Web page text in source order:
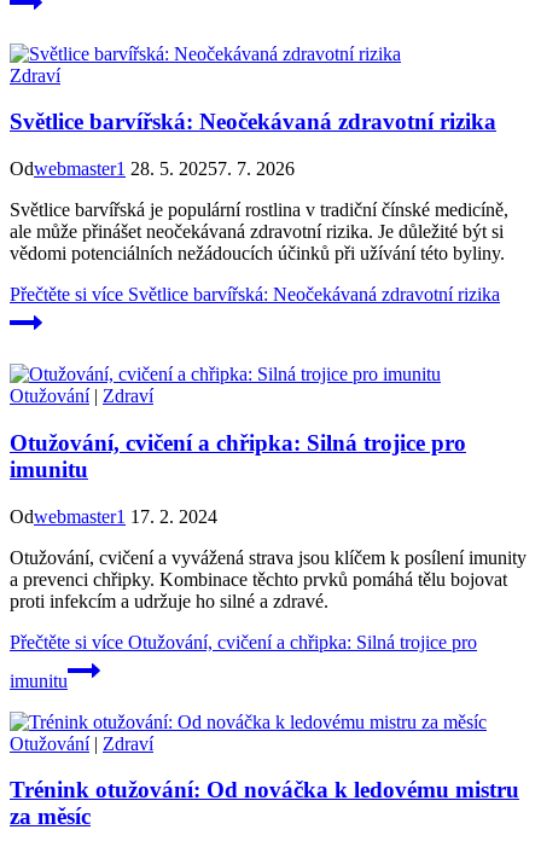
Zdraví
Světlice barvířská: Neočekávaná zdravotní rizika
Odwebmaster1 28. 5. 20257. 7. 2026
Světlice barvířská je populární rostlina v tradiční čínské medicíně,
ale může přinášet neočekávaná zdravotní rizika. Je důležité být si
vědomi potenciálních nežádoucích účinků při užívání této byliny.
Přečtěte si více Světlice barvířská: Neočekávaná zdravotní rizika
Otužování| Zdraví
Otužování, cvičení a chřipka: Silná trojice pro
imunitu
Odwebmaster1 17. 2. 2024
Otužování, cvičení a vyvážená strava jsou klíčem k posílení imunity
a prevenci chřipky. Kombinace těchto prvků pomáhá tělu bojovat
proti infekcím a udržuje ho silné a zdravé.
Přečtěte si více Otužování, cvičení a chřipka: Silná trojice pro
imunitu
Otužování| Zdraví
Trénink otužování: Od nováčka k ledovému mistru
za měsíc